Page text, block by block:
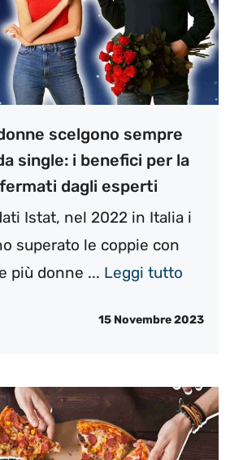
scelgono sempre
single: i benefici per la
dagli esperti
Istat, nel 2022 in Italia i
superato le coppie con
più donne ... Leggi tutto
15 Novembre 2023